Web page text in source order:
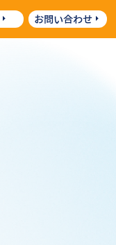
お問い合わせ